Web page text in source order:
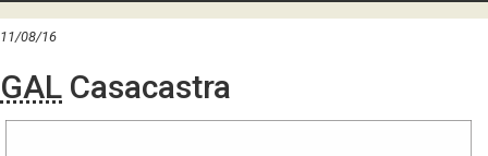
11/08/16
GAL Casacastra